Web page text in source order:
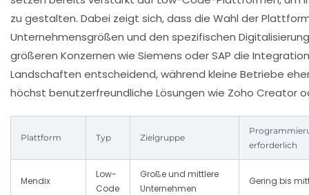
zu gestalten. Dabei zeigt sich, dass die Wahl der
Unternehmensgrößen und den spezifischen
größeren Konzernen wie Siemens oder SAP die
Landschaften entscheidend, während kleine Betriebe
höchst benutzerfreundliche Lösungen wie Zoho Creator
Plattform Typ Zielgruppe
erforderlich
Mendix
Low-
Code
Große und mittlere
Unternehmen
Gering bis